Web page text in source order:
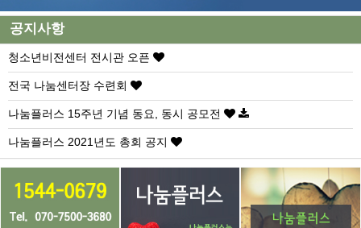
공지사항
청소년비전센터 전시관 오픈
전국 나눔센터장 수련회
나눔플러스 15주년 기념 동요, 동시 공모전
나눔플러스 2021년도 총회 공지